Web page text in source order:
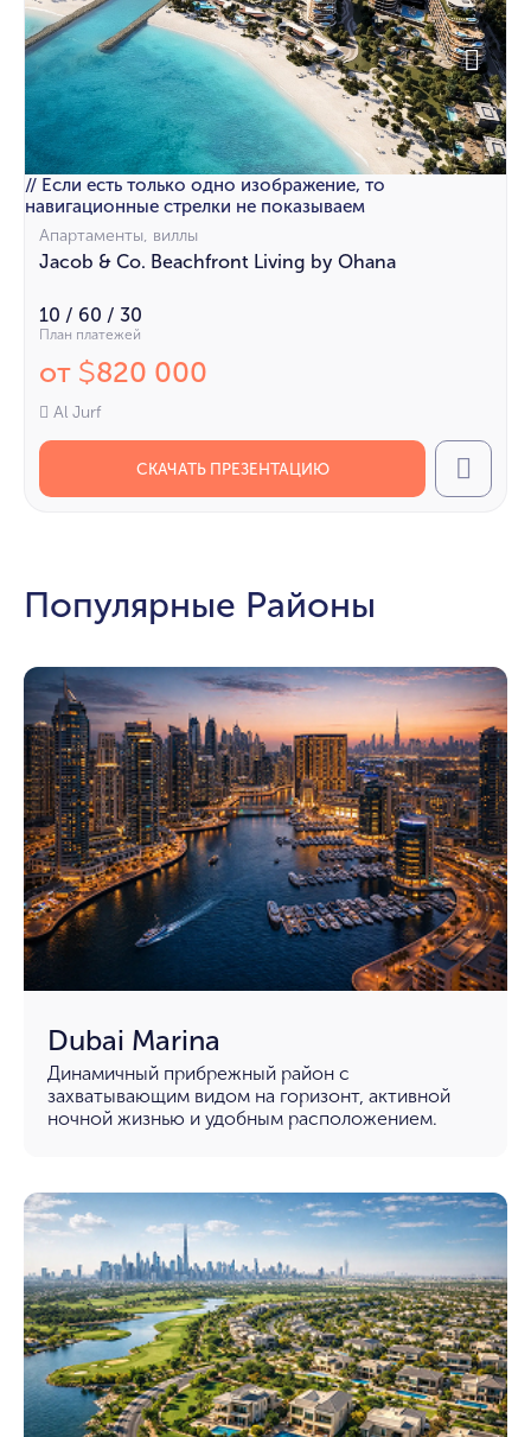
// Если есть только одно изображение, то
навигационные стрелки не показываем
Апартаменты, виллы
Jacob & Co. Beachfront Living by Ohana
10 / 60 / 30
План платежей
от $820 000
Al Jurf
СКАЧАТЬ ПРЕЗЕНТАЦИЮ Call
Популярные Районы
Dubai Marina
Динамичный прибрежный район с
захватывающим видом на горизонт, активной
ночной жизнью и удобным расположением.